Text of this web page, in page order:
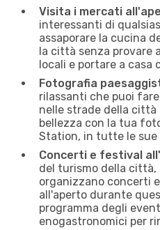
Visita i mercati
interessanti di
assaporare la cucina
la città senza provare
locali e portare a casa
Fotografia
rilassanti che puoi
nelle strade della città
bellezza con la tua
Station, in tutte le
Concerti e festival
del turismo della
organizzano concerti
all'aperto durante
programma degli
enogastronomici per